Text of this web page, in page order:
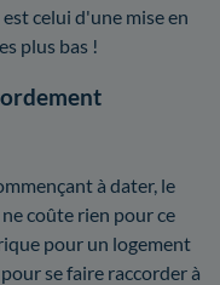
celui d'une mise en
plus bas !
à dater, le
ne coûte rien pour ce
pour un logement
se faire raccorder à